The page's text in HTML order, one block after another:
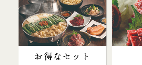
お得なセット